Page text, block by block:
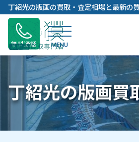
内
容
キ
プ
丁紹光の版画の買取・査定相場と最新の
無料通話
丁紹光の版画買